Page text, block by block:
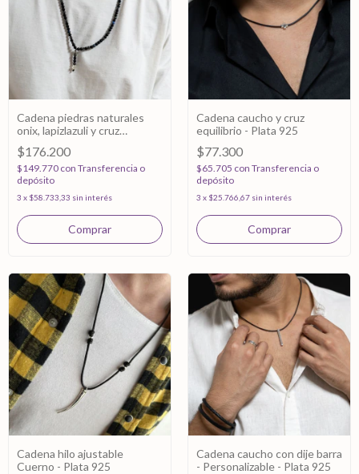
Cadena piedras naturales
onix, lapizlazuli y cruz
equilibrio- Plata 925
$176.200
$149.770 con Transferencia o
depósito
3 x $58.733,33 sin interés
Cadena caucho y cruz
equilibrio - Plata 925
$77.300
$65.705 con Transferencia o
depósito
3 x $25.766,67 sin interés
Cadena hilo ajustable
Cuerno - Plata 925
Cadena caucho con dije barra
- Personalizable - Plata 925